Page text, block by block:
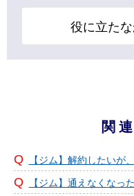
役に立た
関
【ジム】解約したいが
【ジム】通えなくなっ